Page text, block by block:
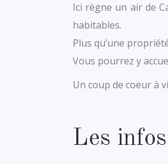
Ici règne un air de
habitables.
Plus qu’une
Vous pourrez y
Un coup de coeur à
Les